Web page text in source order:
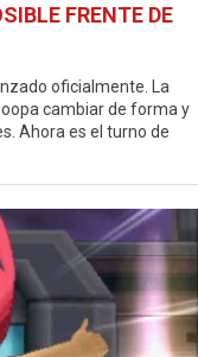
FRENTE DE
oficialmente. La
cambiar de forma y
Ahora es el turno de